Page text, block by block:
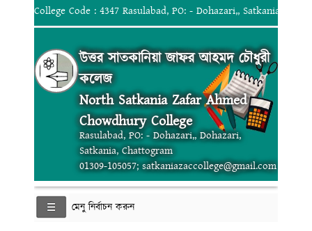
College Code : 4347 Rasulabad, PO: - Dohazari,, Satkania,
উত্তর সাতকানিয়া জাফর আহমদ চৌধুরী
কলেজ
North Satkania Zafar Ahmed
Chowdhury College
Rasulabad, PO: - Dohazari,, Dohazari,
Satkania, Chattogram
01309-105057; satkaniazaccollege@gmail.com
মেনু নির্বাচন করুন